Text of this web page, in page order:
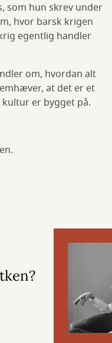
som hun skrev under
hvor barsk krigen
egentlig handler
om, hvordan alt
at det er et
er bygget på.